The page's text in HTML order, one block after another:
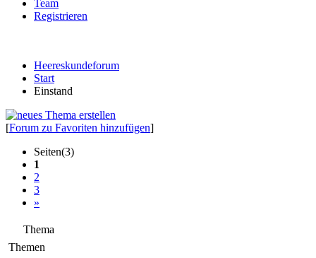
Team
Registrieren
Heereskundeforum
Start
Einstand
[Forum zu Favoriten hinzufügen]
Seiten(3)
1
2
3
»
Thema
Themen